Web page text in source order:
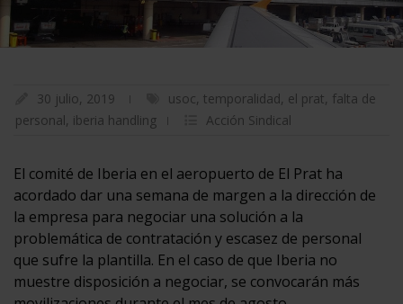
30 julio, 2019 usoc, temporalidad, el prat, falta de
personal, iberia handling Acción Sindical
El comité de Iberia en el aeropuerto de El Prat ha
acordado dar una semana de margen a la dirección de
la empresa para negociar una solución a la
problemática de contratación y escasez de personal
que sufre la plantilla. En el caso de que Iberia no
muestre disposición a negociar, se convocarán más